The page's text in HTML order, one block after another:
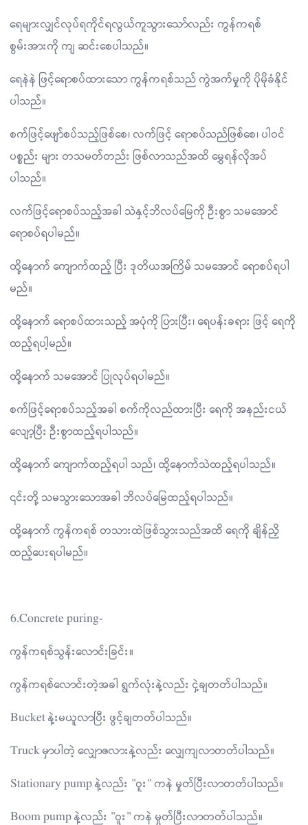
ရေများလျှင်လုပ်ရကိုင်ရလွယ်ကူသွားသော်လည်း ကွန်ကရစ်
စွမ်းအားကို ကျ ဆင်းစေပါသည်။
ရေနဲနဲ ဖြင့်ရောစပ်ထားသော ကွန်ကရစ်သည် ကွဲအက်မှုကို ပိုမိုခံနိုင်
ပါသည်။
စက်ဖြင့်ဖျော်စပ်သည့်ဖြစ်စေ၊ လက်ဖြင့် ရောစပ်သည်ဖြစ်စေ၊ ပါဝင်
ပစ္စည်း များ တသမတ်တည်း ဖြစ်လာသည်အထိ မွှေရန်လိုအပ်
ပါသည်။
လက်ဖြင့်ရောစပ်သည့်အခါ သဲနှင့်ဘိလပ်မြေကို ဦးစွာ သမအောင်
ရောစပ်ရပါမည်။
ထို့နောက် ကျောက်ထည့် ပြီး ဒုတိယအကြိမ် သမအောင် ရောစပ်ရပါ
မည်။
ထို့နောက် ရောစပ်ထားသည့် အပုံကို ပြားပြီး၊ ရေပန်းခရား ဖြင့် ရေကို
ထည့်ရပါ့မည်။
ထို့နောက် သမအောင် ပြုလုပ်ရပါမည်။
စက်ဖြင့်ရောစပ်သည့်အခါ စက်ကိုလည်ထားပြီး ရေကို အနည်းငယ်
လျော့ပြီး ဦးစွာထည့်ရပါသည်။
ထို့နောက် ကျောက်ထည့်ရပါ သည်၊ ထို့နောက်သဲထည့်ရပါသည်။
၎င်းတို့ သမသွားသောအခါ ဘိလပ်မြေထည့်ရပါသည်။
ထို့နောက် ကွန်ကရစ် တသားထဲဖြစ်သွားသည်အထိ ရေကို ချိန်ညှိ
ထည့်ပေးရပါမည်။
6.Concrete puring-
ကွန်ကရစ်သွန်းလောင်းခြင်း။
ကွန်ကရစ်လောင်းတဲ့အခါ ရွက်လုံးနဲ့လည်း ငှဲ့ချတတ်ပါသည်။
Bucket နဲ့းမယူလာပြီး ဖွင့်ချတတ်ပါသည်။
Truck မှာပါတဲ့ လျှောဇလားနဲ့လည်း လျှေကျလာတတ်ပါသည်။
Stationary pump နဲ့လည်း "ဝူး" ကနဲ မှုတ်ပြီးလာတတ်ပါသည်။
Boom pump နဲ့လည်း "ဝူး" ကနဲ မှုတ်ပြီးလာတတ်ပါသည်။